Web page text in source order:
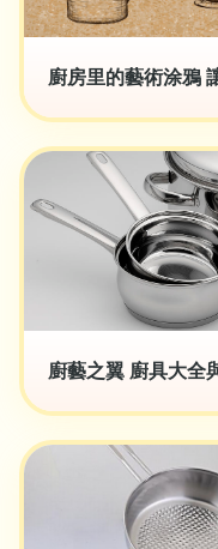
廚房里的藝術涂鴉
廚藝之翼 廚具大全